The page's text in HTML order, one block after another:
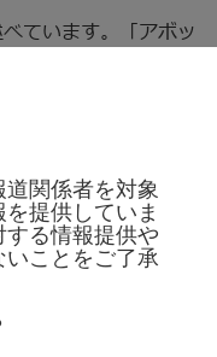
ています。「アボッ
てイノベーションを
同僚とともに推進し
役会会長兼最高経
以後、アボットの幾
ではセント・ジュー
じて医療機器分野
関係者を対象
提供していま
る情報提供や
ことをご了承